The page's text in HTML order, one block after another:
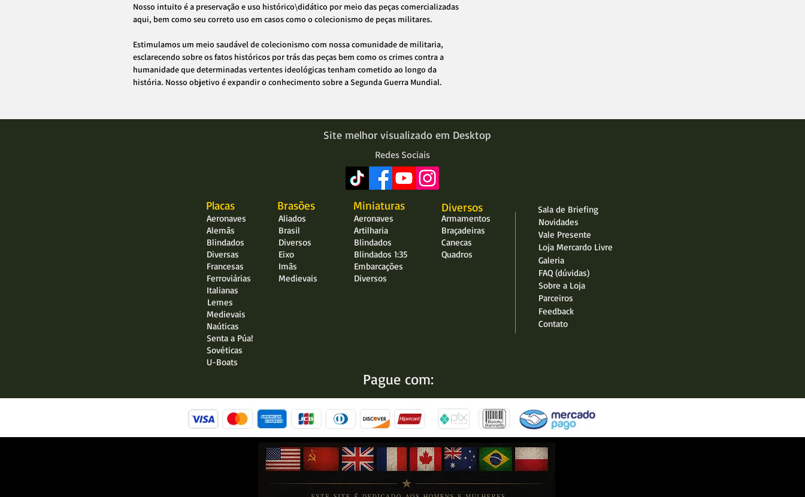
Nosso intuito é a preservação e uso histórico\didático por meio das peças comercializadas
aqui, bem como seu correto uso em casos como o colecionismo de peças militares.
​Estimulamos um meio saudável de colecionismo com nossa comunidade de militaria,
esclarecendo sobre os fatos históricos por trás das peças bem como os crimes contra a
humanidade que determinadas vertentes ideológicas tenham cometido ao longo da
história. Nosso objetivo é expandir o conhecimento sobre a Segunda Guerra Mundial.
Site melhor visualizado em Desktop
Redes Sociais
Placas Brasões Miniaturas Diversos
Sala de Briefing
Novidades
Vale Presente
Loja Mercardo Livre
Galeria
FAQ (dúvidas)
Sobre a Loja
Parceiros
Aliados
Brasil
Diversos
Eixo
Imãs
Medievais
Aeronaves
Artilharia
Blindados
Blindados 1:35
Embarcações
Diversos
Aeronaves
Alemãs
Blindados
Diversas
Francesas
Ferroviárias
Italianas
Armamentos
Braçadeiras
Canecas
Quadros
Medievais
Naúticas
Senta a Púa!
Sovéticas
U-Boats
Feedback
Contato
Lemes
Pague com: